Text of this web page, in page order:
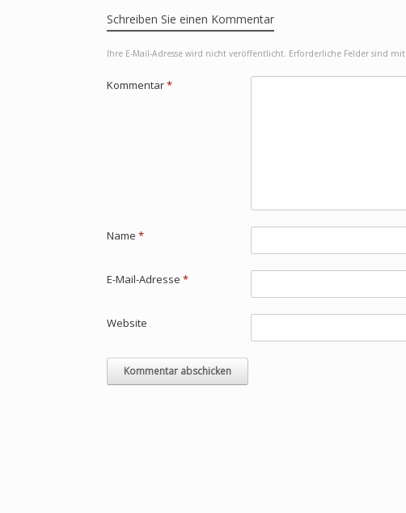
Schreiben Sie einen Kommentar
Ihre E-Mail-Adresse wird nicht veröffentlicht. Erforderliche Felder sind mit
Kommentar*
Name *
E-Mail-Adresse *
Website